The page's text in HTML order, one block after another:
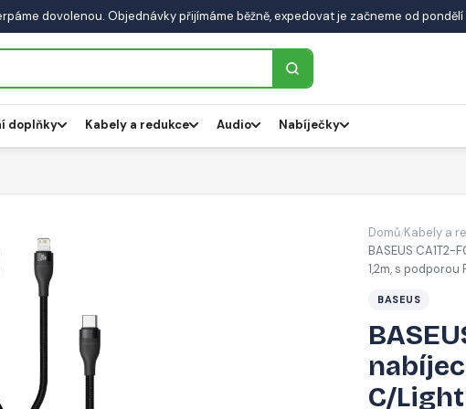
dovolenou. Objednávky přijímáme běžně, expedovat je začneme od pondělí
doplňky Kabely a redukce Audio Nabíječky
Domů/Kabely a
BASEUS
1,2m, s podporou
BASEUS
C/